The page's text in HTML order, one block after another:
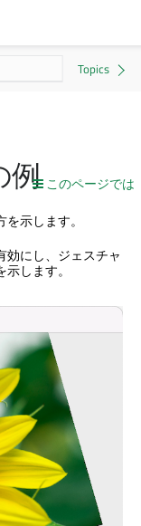
このページでは
例
示します。
効にし、ジェスチャ
します。